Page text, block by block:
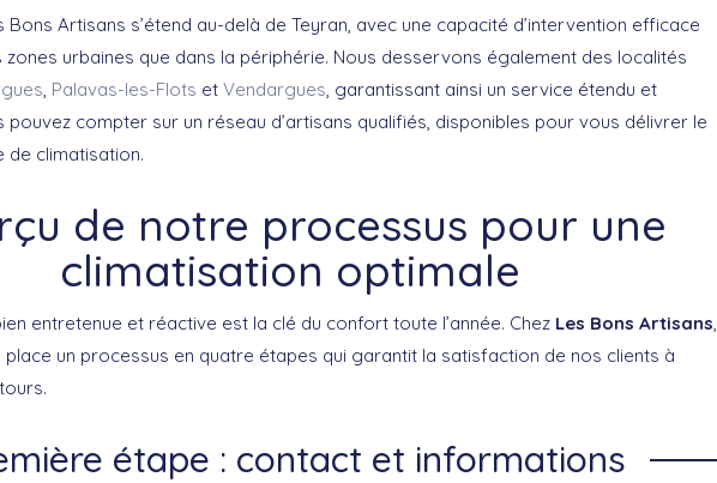
Bons Artisans s’étend au-delà de Teyran, avec une capacité d’intervention efficace
zones urbaines que dans la périphérie. Nous desservons également des localités
, Palavas-les-Flots et Vendargues, garantissant ainsi un service étendu et
pouvez compter sur un réseau d’artisans qualifiés, disponibles pour vous délivrer le
de climatisation.
de notre processus pour une
climatisation optimale
entretenue et réactive est la clé du confort toute l’année. Chez Les Bons Artisans,
place un processus en quatre étapes qui garantit la satisfaction de nos clients à
étape : contact et informations